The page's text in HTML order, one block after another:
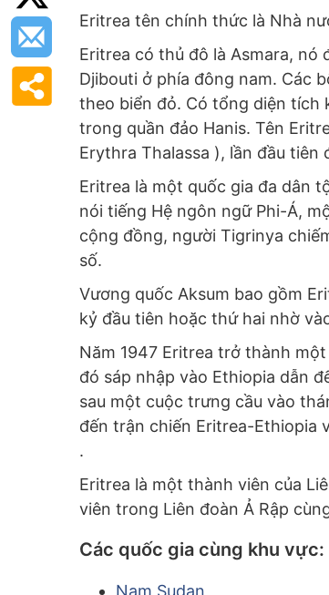
Eritrea tên chính thức là Nhà
Eritrea có thủ đô là Asmara, nó
Djibouti ở phía đông nam. Các
theo biển đỏ. Có tổng diện tích
trong quần đảo Hanis. Tên
Erythra Thalassa ), lần đầu tiên
Eritrea là một quốc gia đa dân
nói tiếng Hệ ngôn ngữ Phi-Á,
cộng đồng, người Tigrinya
số.
Vương quốc Aksum bao gồm
kỷ đầu tiên hoặc thứ hai nhờ
Năm 1947 Eritrea trở thành
đó sáp nhập vào Ethiopia dẫn
sau một cuộc trưng cầu vào
đến trận chiến Eritrea-Ethiopia
.
Eritrea là một thành viên của
viên trong Liên đoàn Ả Rập
Các quốc gia cùng khu vực:
Nam Sudan